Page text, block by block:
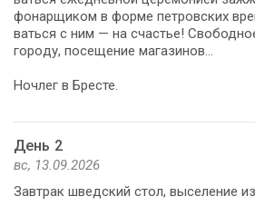
фо­нар­щи­ком в фор­ме пет­ров­ских
вать­ся с ним — на сча­стье!
го­ро­ду, посещение ма­га­зи­нов…
Ноч­лег в Бре­сте.
День 2
вс, 13.09.2026
Завтрак швед­ский стол, вы­се­ле­ние